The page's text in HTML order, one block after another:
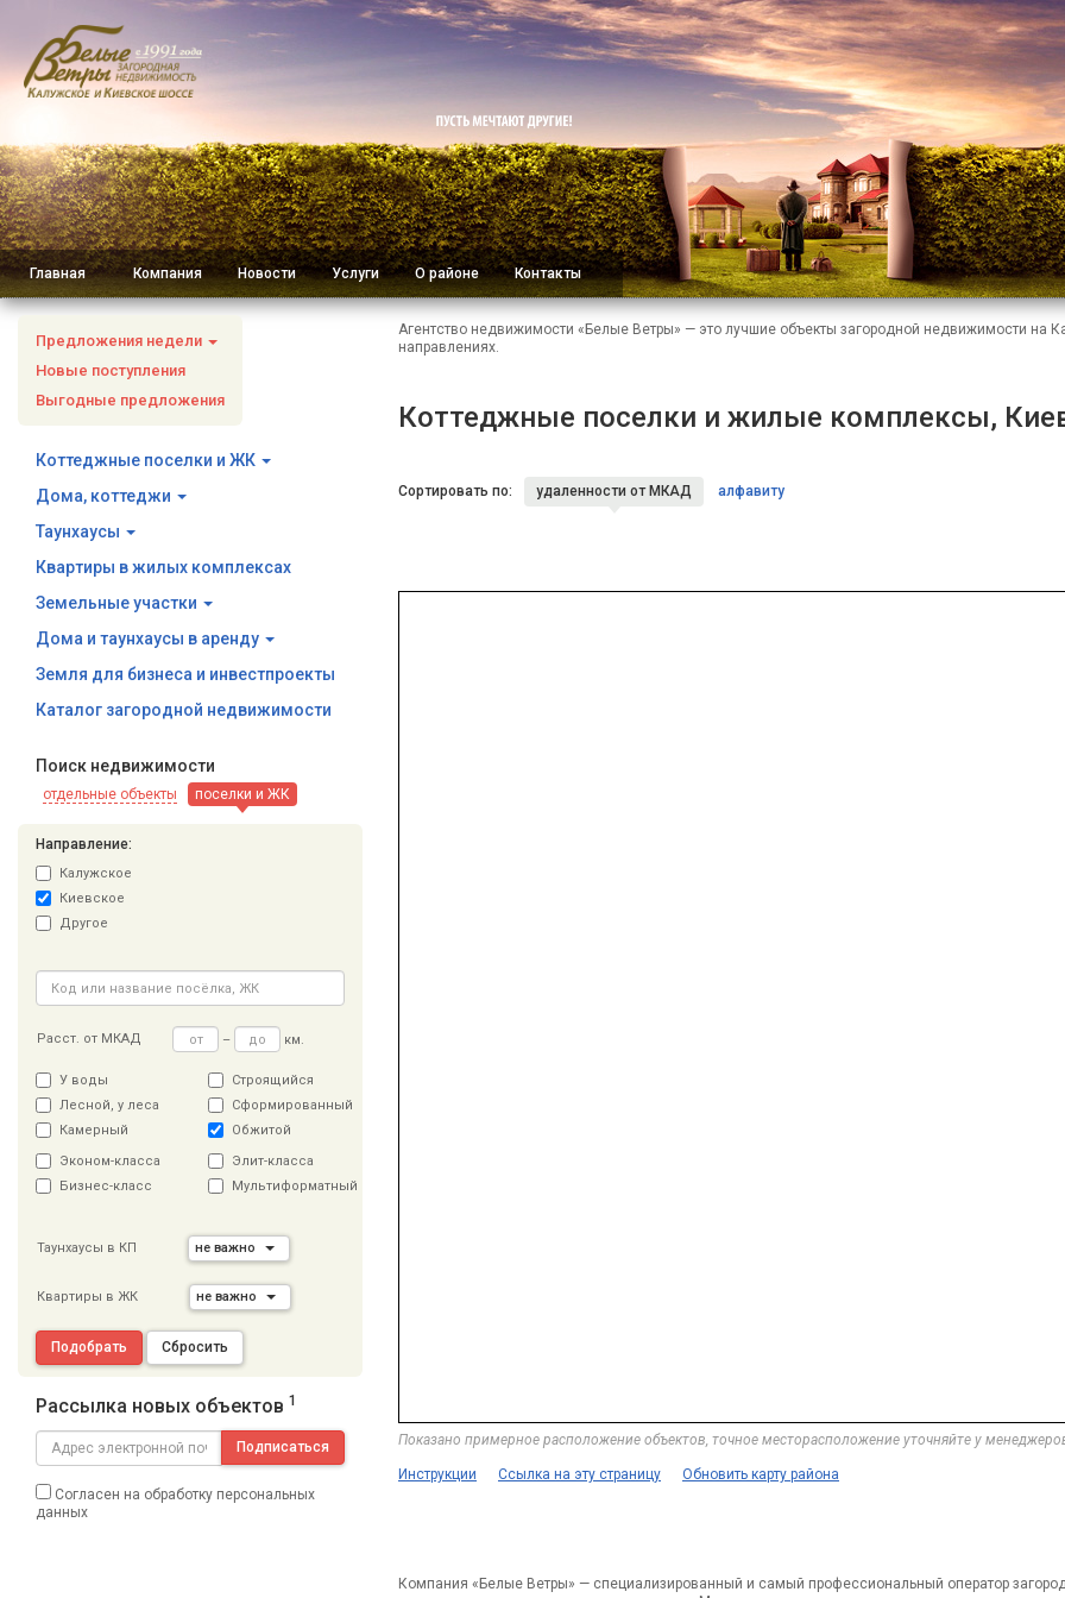
Главная Компания Новости Услуги О районе Контакты
Предложения недели
Новые поступления
Выгодные предложения
Коттеджные поселки и ЖК
Дома, коттеджи
Таунхаусы
Квартиры в жилых комплексах
Земельные участки
Дома и таунхаусы в аренду
Земля для бизнеса и инвестпроекты
Каталог загородной недвижимости
Поиск недвижимости
отдельные объекты поселки и ЖК
Направление:
Калужское
Киевское
Другое
Расст. от МКАД – км.
У воды
Лесной, у леса
Камерный
Строящийся
Сформированный
Обжитой
Эконом-класса
Бизнес-класс
Элит-класса
Мультиформатный
Таунхаусы в КП не важно
Квартиры в ЖК не важно
Подобрать Сбросить
Рассылка новых объектов 1
Подписаться
Согласен на обработку персональных
данных
Агентство недвижимости «Белые Ветры» — это лучшие объекты загородной недвижимости на
направлениях.
Коттеджные поселки и жилые комплексы,
Сортировать по: удаленности от МКАД алфавиту
Показано примерное расположение объектов, точное месторасположение уточняйте у
Инструкции Ссылка на эту страницу Обновить карту района
Компания «Белые Ветры» — специализированный и самый профессиональный оператор